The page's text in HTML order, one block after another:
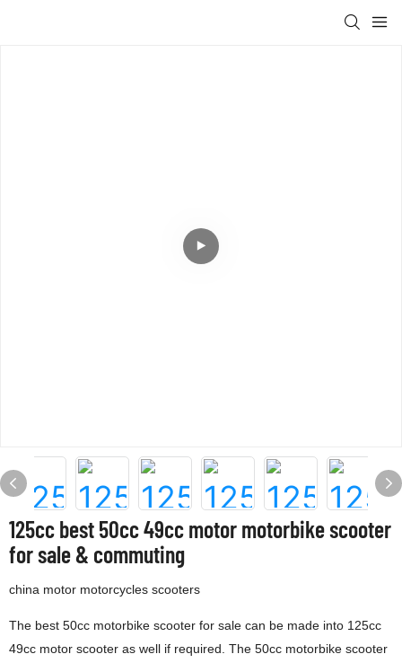
125cc best 50cc 49cc motor motorbike scooter
for sale & commuting
china motor motorcycles scooters
The best 50cc motorbike scooter for sale can be made into 125cc
49cc motor scooter as well if required. The 50cc motorbike scooter